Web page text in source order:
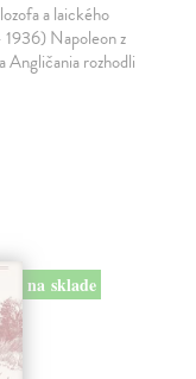
a laického
Napoleon z
Angličania rozhodli
na sklade